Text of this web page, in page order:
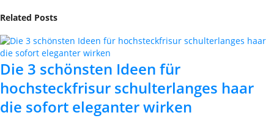
Related Posts
Die 3 schönsten Ideen für
hochsteckfrisur schulterlanges haar
die sofort eleganter wirken